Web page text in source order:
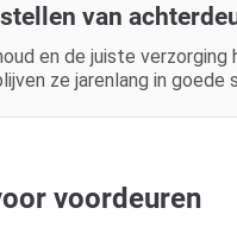
van
en de juiste verzorging
ze jarenlang in goede
voordeuren